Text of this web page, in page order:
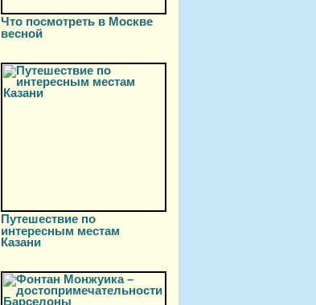
Что посмотреть в Москве
весной
Путешествие по
интересным местам
Казани